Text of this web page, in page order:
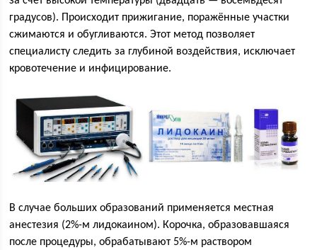
градусов). Происходит прижигание, поражённые участки
сжимаются и обугливаются. Этот метод позволяет
специалисту следить за глубиной воздействия, исключает
кровотечение и инфицирование.
В случае больших образований применяется местная
анестезия (2%-м лидокаином). Корочка, образовавшаяся
после процедуры, обрабатывают 5%-м раствором